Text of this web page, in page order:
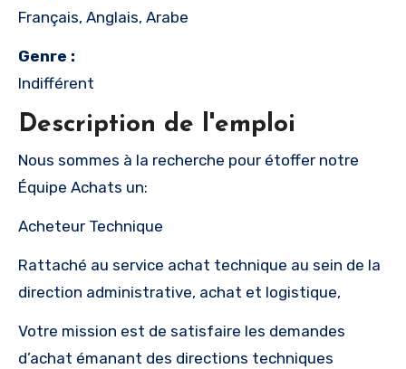
Français, Anglais, Arabe
Genre :
Indifférent
Description de l'emploi
Nous sommes à la recherche pour étoffer notre
Équipe Achats un:
Acheteur Technique
Rattaché au service achat technique au sein de la
direction administrative, achat et logistique,
Votre mission est de satisfaire les demandes
d’achat émanant des directions techniques